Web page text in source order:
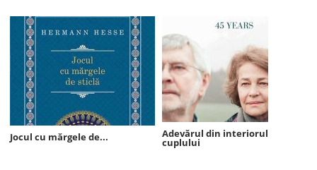
Jocul cu mărgele de... Adevărul din interiorul
cuplului